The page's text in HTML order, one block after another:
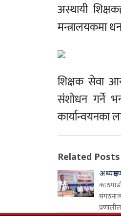
अस्थायी
मन्त्रालयकमा
शिक्षक सेवा
संशोधन गर्ने
कार्यान्वयनका
Related Posts